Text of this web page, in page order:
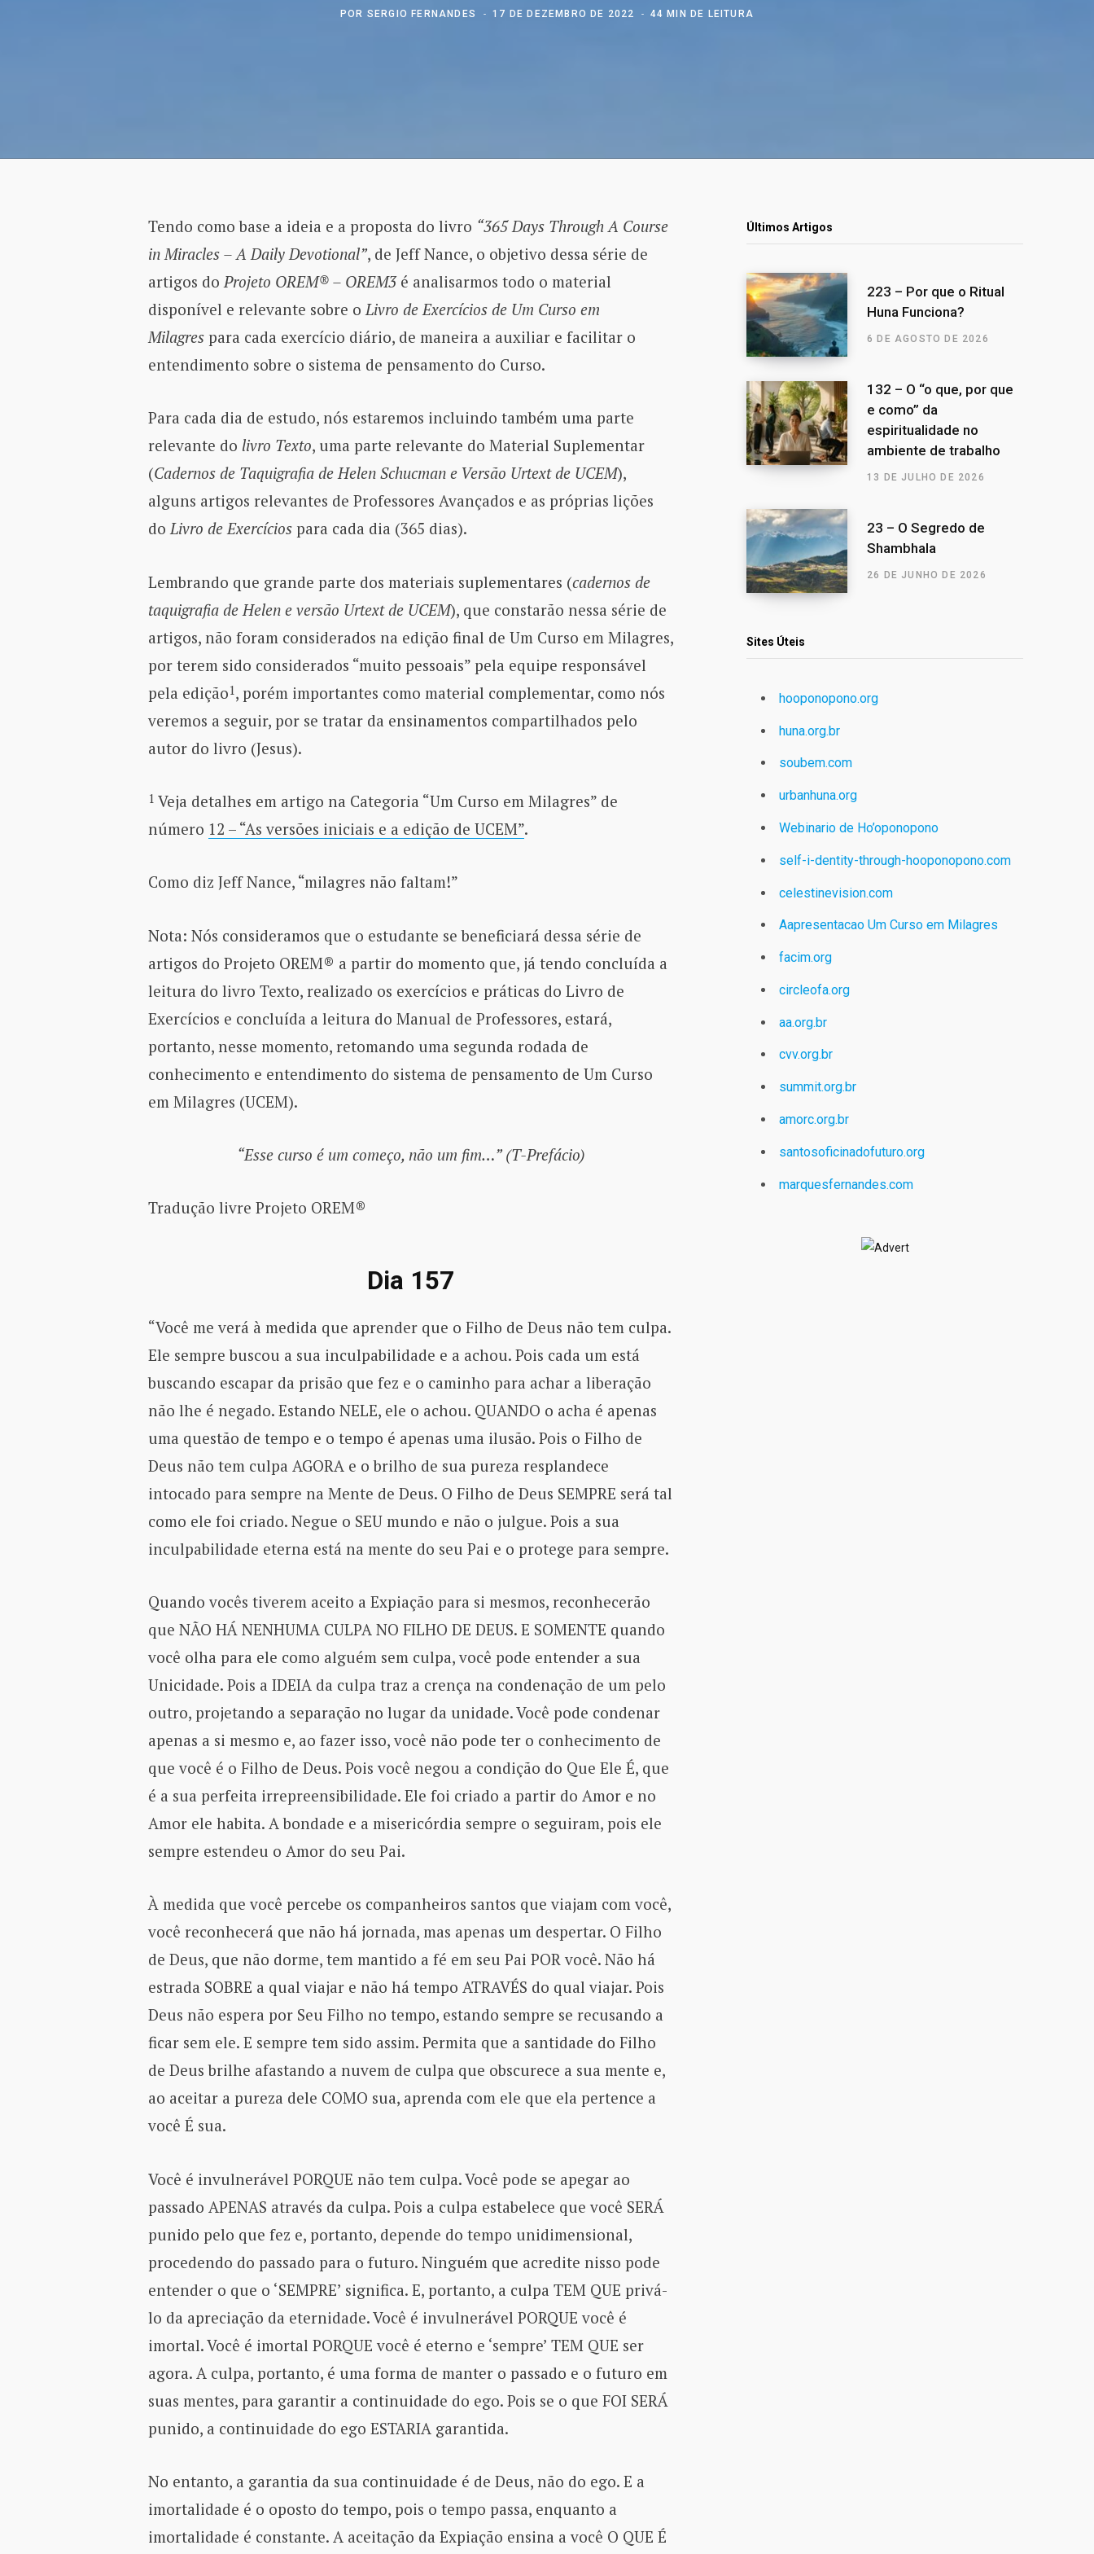
POR SERGIO FERNANDES 17 DE DEZEMBRO DE 2022 44 MIN DE LEITURA
Tendo como base a ideia e a proposta do livro “365 Days Through A Course
in Miracles – A Daily Devotional”, de Jeff Nance, o objetivo dessa série de
artigos do Projeto OREM® – OREM3é analisarmos todo o material
disponível e relevante sobre o Livro de Exercícios de Um Curso em
Milagrespara cada exercício diário, de maneira a auxiliar e facilitar o
entendimento sobre o sistema de pensamento do Curso.
Para cada dia de estudo, nós estaremos incluindo também uma parte
relevante do livro Texto, uma parte relevante do Material Suplementar
(Cadernos de Taquigrafia de Helen Schucman e Versão Urtext de UCEM),
alguns artigos relevantes de Professores Avançados e as próprias lições
doLivro de Exercíciospara cada dia (365 dias).
Lembrando que grande parte dos materiais suplementares (cadernos de
taquigrafia de Helen e versão Urtext de UCEM), que constarão nessa série de
artigos, não foram considerados na edição final de Um Curso em Milagres,
por terem sido considerados “muito pessoais” pela equipe responsável
pela edição1, porém importantes como material complementar, como nós
veremos a seguir, por se tratar da ensinamentos compartilhados pelo
autor do livro (Jesus).
1 Veja detalhes em artigo na Categoria “Um Curso em Milagres” de
número 12 – “As versões iniciais e a edição de UCEM”.
Como diz Jeff Nance, “milagres não faltam!”
Nota: Nós consideramos que o estudante se beneficiará dessa série de
artigos do Projeto OREM® a partir do momento que, já tendo concluída a
leitura do livro Texto, realizado os exercícios e práticas do Livro de
Exercícios e concluída a leitura do Manual de Professores, estará,
portanto, nesse momento, retomando uma segunda rodada de
conhecimento e entendimento do sistema de pensamento de Um Curso
em Milagres (UCEM).
“Esse curso é um começo, não um fim…” (T-Prefácio)
Tradução livre Projeto OREM®
Dia 157
“Você me verá à medida que aprender que o Filho de Deus não tem culpa.
Ele sempre buscou a sua inculpabilidade e a achou. Pois cada um está
buscando escapar da prisão que fez e o caminho para achar a liberação
não lhe é negado. Estando NELE, ele o achou. QUANDO o acha é apenas
uma questão de tempo e o tempo é apenas uma ilusão. Pois o Filho de
Deus não tem culpa AGORA e o brilho de sua pureza resplandece
intocado para sempre na Mente de Deus. O Filho de Deus SEMPRE será tal
como ele foi criado. Negue o SEU mundo e não o julgue. Pois a sua
inculpabilidade eterna está na mente do seu Pai e o protege para sempre.
Quando vocês tiverem aceito a Expiação para si mesmos, reconhecerão
que NÃO HÁ NENHUMA CULPA NO FILHO DE DEUS. E SOMENTE quando
você olha para ele como alguém sem culpa, você pode entender a sua
Unicidade. Pois a IDEIA da culpa traz a crença na condenação de um pelo
outro, projetando a separação no lugar da unidade. Você pode condenar
apenas a si mesmo e, ao fazer isso, você não pode ter o conhecimento de
que você é o Filho de Deus. Pois você negou a condição do Que Ele É, que
é a sua perfeita irrepreensibilidade. Ele foi criado a partir do Amor e no
Amor ele habita. A bondade e a misericórdia sempre o seguiram, pois ele
sempre estendeu o Amor do seu Pai.
À medida que você percebe os companheiros santos que viajam com você,
você reconhecerá que não há jornada, mas apenas um despertar. O Filho
de Deus, que não dorme, tem mantido a fé em seu Pai POR você. Não há
estrada SOBRE a qual viajar e não há tempo ATRAVÉS do qual viajar. Pois
Deus não espera por Seu Filho no tempo, estando sempre se recusando a
ficar sem ele. E sempre tem sido assim. Permita que a santidade do Filho
de Deus brilhe afastando a nuvem de culpa que obscurece a sua mente e,
ao aceitar a pureza dele COMO sua, aprenda com ele que ela pertence a
você É sua.
Você é invulnerável PORQUE não tem culpa. Você pode se apegar ao
passado APENAS através da culpa. Pois a culpa estabelece que você SERÁ
punido pelo que fez e, portanto, depende do tempo unidimensional,
procedendo do passado para o futuro. Ninguém que acredite nisso pode
entender o que o ‘SEMPRE’ significa. E, portanto, a culpa TEM QUE privá-
lo da apreciação da eternidade. Você é invulnerável PORQUE você é
imortal. Você é imortal PORQUE você é eterno e ‘sempre’ TEM QUE ser
agora. A culpa, portanto, é uma forma de manter o passado e o futuro em
suas mentes, para garantir a continuidade do ego. Pois se o que FOI SERÁ
punido, a continuidade do ego ESTARIA garantida.
No entanto, a garantia da sua continuidade é de Deus, não do ego. E a
imortalidade é o oposto do tempo, pois o tempo passa, enquanto a
imortalidade é constante. A aceitação da Expiação ensina a você O QUE É
Últimos Artigos
223 – Por que o Ritual
Huna Funciona?
6 DE AGOSTO DE 2026
132 – O “o que, por que
e como” da
espiritualidade no
ambiente de trabalho
13 DE JULHO DE 2026
23 – O Segredo de
Shambhala
26 DE JUNHO DE 2026
Sites Úteis
hooponopono.org
huna.org.br
soubem.com
urbanhuna.org
Webinario de Ho’oponopono
self-i-dentity-through-hooponopono.com
celestinevision.com
Aapresentacao Um Curso em Milagres
facim.org
circleofa.org
aa.org.br
cvv.org.br
summit.org.br
amorc.org.br
santosoficinadofuturo.org
marquesfernandes.com